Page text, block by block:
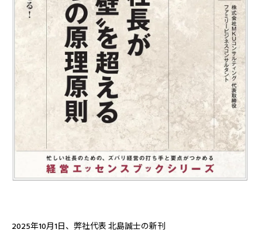
2025年10月1日、弊社代表 北島誠士の新刊